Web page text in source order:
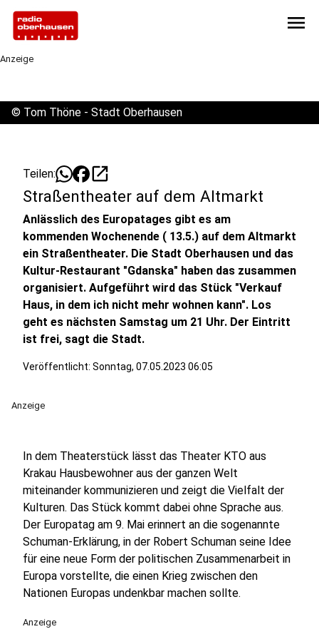
menu
Anzeige
© Tom Thöne - Stadt Oberhausen
Teilen: open_in_new
Straßentheater auf dem Altmarkt
Anlässlich des Europatages gibt es am
kommenden Wochenende ( 13.5.) auf dem Altmarkt
ein Straßentheater. Die Stadt Oberhausen und das
Kultur-Restaurant "Gdanska" haben das zusammen
organisiert. Aufgeführt wird das Stück "Verkauf
Haus, in dem ich nicht mehr wohnen kann". Los
geht es nächsten Samstag um 21 Uhr. Der Eintritt
ist frei, sagt die Stadt.
Veröffentlicht: Sonntag, 07.05.2023 06:05
Anzeige
In dem Theaterstück lässt das Theater KTO aus
Krakau Hausbewohner aus der ganzen Welt
miteinander kommunizieren und zeigt die Vielfalt der
Kulturen. Das Stück kommt dabei ohne Sprache aus.
Der Europatag am 9. Mai erinnert an die sogenannte
Schuman-Erklärung, in der Robert Schuman seine Idee
für eine neue Form der politischen Zusammenarbeit in
Europa vorstellte, die einen Krieg zwischen den
Nationen Europas undenkbar machen sollte.
Anzeige